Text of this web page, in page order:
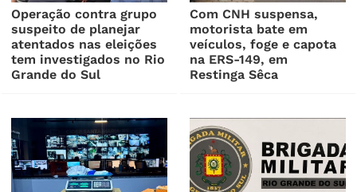
Operação contra grupo
suspeito de planejar
atentados nas eleições
tem investigados no Rio
Grande do Sul
Com CNH suspensa,
motorista bate em
veículos, foge e capota
na ERS-149, em
Restinga Sêca